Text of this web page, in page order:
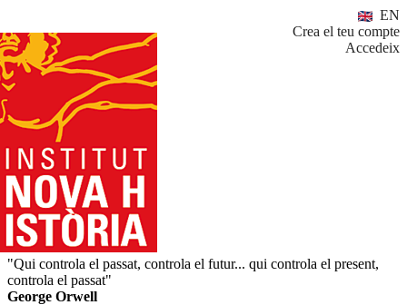
EN
Crea el teu compte
Accedeix
"Qui controla el passat, controla el futur... qui controla el present,
controla el passat"
George Orwell